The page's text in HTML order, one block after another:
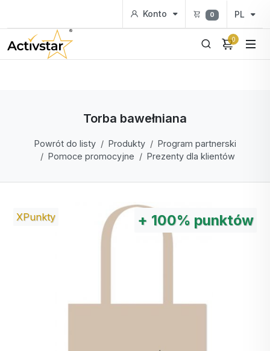
Konto 0 PL
0
Torba bawełniana
Powrót do listy Produkty
Program partnerski
Pomoce promocyjne
Prezenty dla klientów
XPunkty + 100% punktów